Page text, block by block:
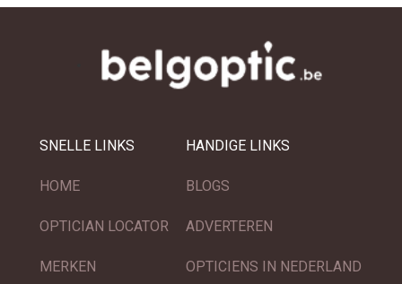
SNELLE LINKS
HOME
OPTICIAN LOCATOR
MERKEN
HANDIGE LINKS
BLOGS
ADVERTEREN
OPTICIENS IN NEDERLAND